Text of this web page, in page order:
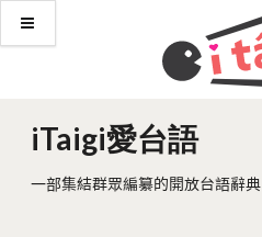
iTaigi愛台語
一部集結群眾編纂的開放台語辭典